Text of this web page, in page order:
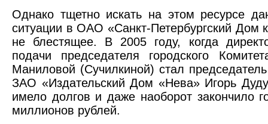
Однако тщетно искать на этом ресурсе
ситуации в ОАО «Санкт-Петербургский Дом
не блестящее. В 2005 году, когда
подачи председателя городского
Маниловой (Сучилкиной) стал
ЗАО «Издательский Дом «Нева» Игорь
имело долгов и даже наоборот закончило
миллионов рублей.